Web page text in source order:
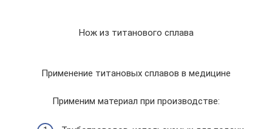
Нож из титанового сплава
Применение титановых сплавов в медицине
Применим материал при производстве: